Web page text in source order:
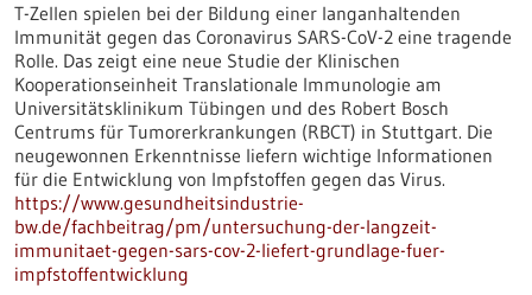
T-Zellen spielen bei der Bildung einer langanhaltenden
Immunität gegen das Coronavirus SARS-CoV-2 eine tragende
Rolle. Das zeigt eine neue Studie der Klinischen
Kooperationseinheit Translationale Immunologie am
Universitätsklinikum Tübingen und des Robert Bosch
Centrums für Tumorerkrankungen (RBCT) in Stuttgart. Die
neugewonnen Erkenntnisse liefern wichtige Informationen
für die Entwicklung von Impfstoffen gegen das Virus.
https://www.gesundheitsindustrie-
bw.de/fachbeitrag/pm/untersuchung-der-langzeit-
immunitaet-gegen-sars-cov-2-liefert-grundlage-fuer-
impfstoffentwicklung